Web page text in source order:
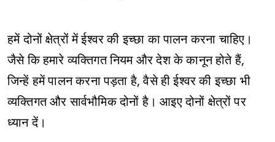
हमें दोनों क्षेत्रों में ईश्वर की इच्छा का पालन करना चाहिए।
जैसे कि हमारे व्यक्तिगत नियम और देश के कानून होते हैं,
जिन्हें हमें पालन करना पड़ता है, वैसे ही ईश्वर की इच्छा भी
व्यक्तिगत और सार्वभौमिक दोनों है। आइए दोनों क्षेत्रों पर
ध्यान दें।